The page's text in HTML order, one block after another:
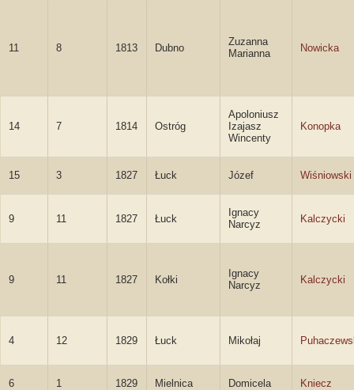
11 8 1813 Dubno
Zuzanna
Marianna
Nowicka
14 7 1814 Ostróg
Apoloniusz
Izajasz
Wincenty
Konopka
15 3 1827 Łuck Józef Wiśniowski
9 11 1827 Łuck
Ignacy
Narcyz
Kalczycki
9 11 1827 Kołki
Ignacy
Narcyz
Kalczycki
4 12 1829 Łuck Mikołaj
6 1 1829 Mielnica Domicela Kniecz